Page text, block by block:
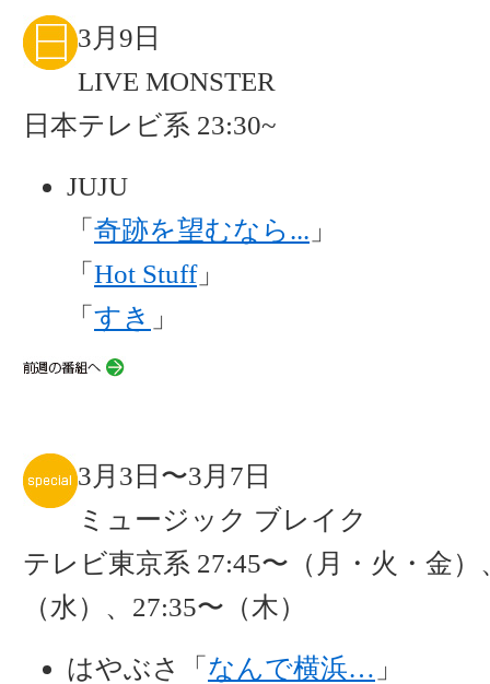
3月9日
LIVE MONSTER
日本テレビ系 23:30~
JUJU
「 奇跡を望むなら... 」
「 Hot Stuff」
「 すき 」
3月3日〜3月7日
ミュージック ブレイク
テレビ東京系 27:45〜（月・火・金）
（水）、27:35〜（木）
はやぶさ「 なんで横浜… 」